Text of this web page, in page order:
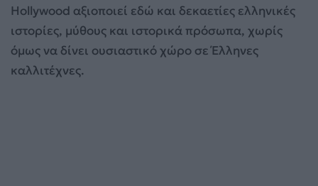
Hollywood αξιοποιεί εδώ και δεκαετίες ελληνικές
ιστορίες, μύθους και ιστορικά πρόσωπα, χωρίς
όμως να δίνει ουσιαστικό χώρο σε Έλληνες
καλλιτέχνες.